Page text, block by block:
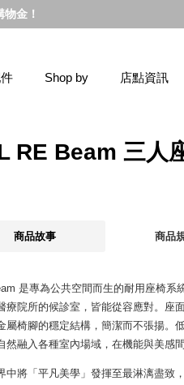
金！
Shop by 店點資訊
RE Beam 三人
商品故事 商品
是專為公共空間而生的耐用座椅系
療院所的候診室，皆能從容應對。座
屬椅腳的穩定結構，簡潔而不張揚。
然融入各種室內場域，在機能與美感間
中將「平凡美學」發揮至最淋漓盡致